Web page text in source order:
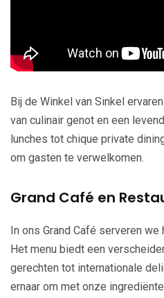
Bij de Winkel van Sinkel
van culinair genot en een
lunches tot chique private
om gasten te verwelkomen.
Grand Café en
In ons Grand Café serveren
Het menu biedt een
gerechten tot internationale
ernaar om met onze